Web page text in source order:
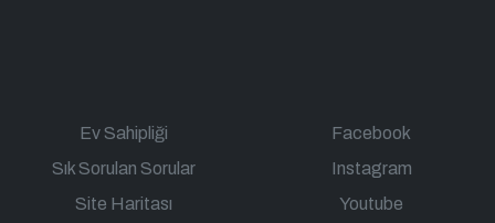
Ev Sahipliği
Sık Sorulan Sorular
Site Haritası
Facebook
Instagram
Youtube